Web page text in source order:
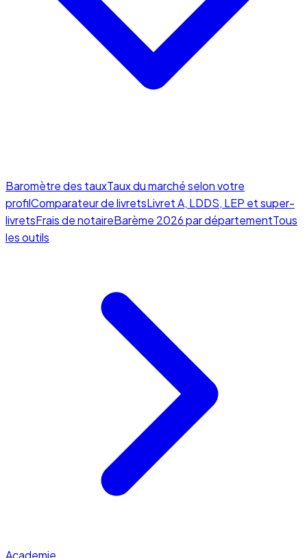
Baromètre des tauxTaux du marché selon votre
profilComparateur de livretsLivret A, LDDS, LEP et super-
livretsFrais de notaireBarème 2026 par départementTous
les outils
Academie